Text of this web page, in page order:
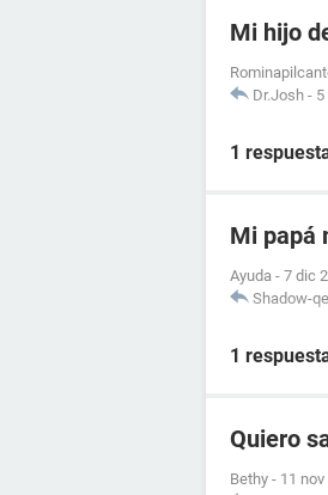
Mi hijo
Dr.Josh -
1
Mi papá
Ayuda - 7 dic
Shadow-
1
Quiero
Bethy - 11